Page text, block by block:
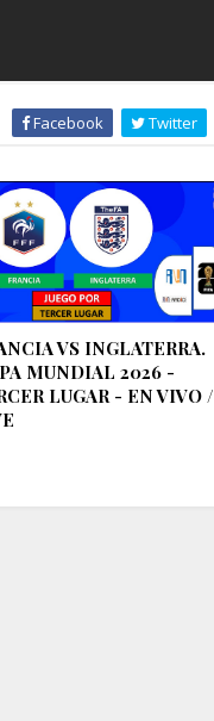
Facebook Twitter
VS INGLATERRA.
MUNDIAL 2026 -
LUGAR - EN VIVO /